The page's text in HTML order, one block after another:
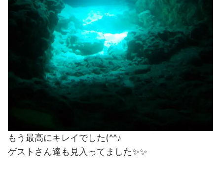
もう最高にキレイでした(^^♪
ゲストさん達も見入ってました✨✨